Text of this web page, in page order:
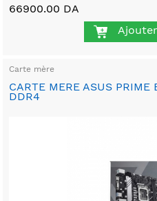
66900.00 DA
Carte mère
CARTE MERE ASUS
DDR4